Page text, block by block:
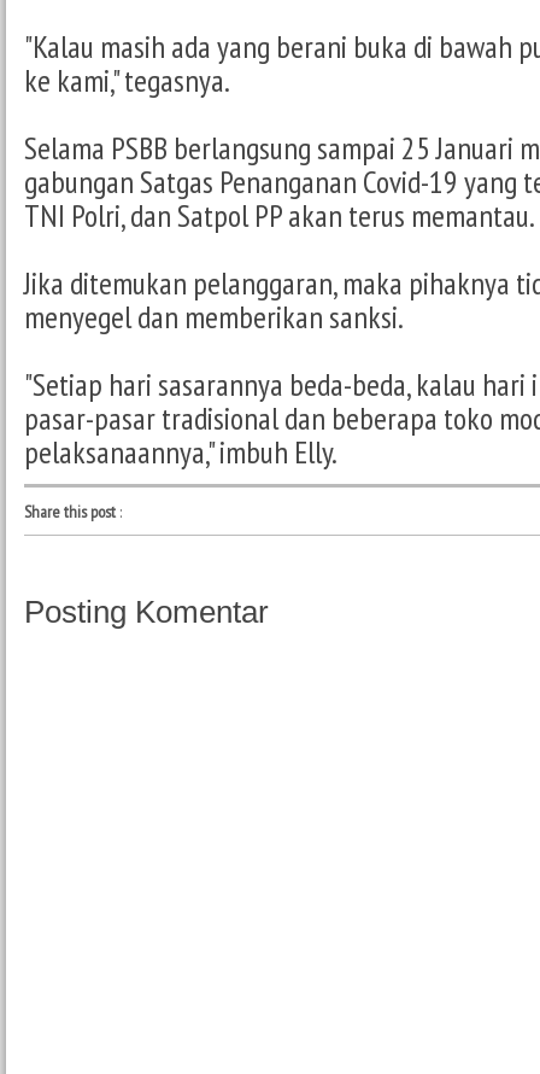
"Kalau masih ada yang berani buka di bawah
ke kami," tegasnya.
Selama PSBB berlangsung sampai 25 Januari
gabungan Satgas Penanganan Covid-19 yang
TNI Polri, dan Satpol PP akan terus memantau.
Jika ditemukan pelanggaran, maka pihaknya
menyegel dan memberikan sanksi.
"Setiap hari sasarannya beda-beda, kalau
pasar-pasar tradisional dan beberapa toko
pelaksanaannya," imbuh Elly.
Share this post:
Posting Komentar